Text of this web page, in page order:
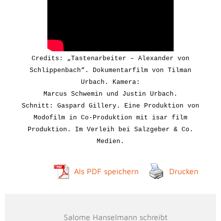
Credits: „Tastenarbeiter – Alexander von
Schlippenbach“. Dokumentarfilm von Tilman
Urbach. Kamera:
Marcus Schwemin und Justin Urbach.
Schnitt: Gaspard Gillery. Eine Produktion von
Modofilm in Co-Produktion mit isar film
Produktion.
Im Verleih bei Salzgeber & Co.
Medien.
Als PDF speichern Drucken
Salome Hanselmann schreibt